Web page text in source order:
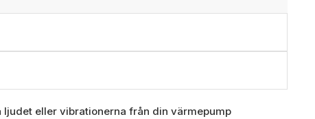
eller vibrationerna från din värmepump